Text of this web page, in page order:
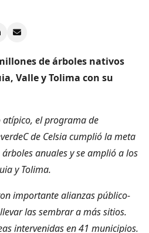
de árboles nativos
Valle y Tolima con su
atípico, el programa de
de Celsia cumplió la meta
anuales y se amplió a los
y Tolima.
importante alianzas público-
las sembrar a más sitios.
intervenidas en 41 municipios.